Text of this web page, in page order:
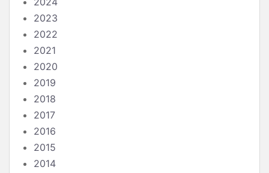
2023
2022
2021
2020
2019
2018
2017
2016
2015
2014